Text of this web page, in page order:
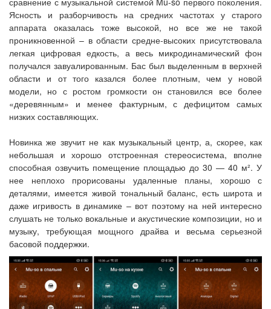
Ясность и разборчивость на средних частотах у старого
аппарата оказалась тоже высокой, но все же не такой
проникновенной – в области средне-высоких присутствовала
легкая цифровая едкость, а весь микродинамический фон
получался завуалированным. Бас был выделенным в верхней
области и от того казался более плотным, чем у новой
модели, но с ростом громкости он становился все более
«деревянным» и менее фактурным, с дефицитом самых
низких составляющих.
Новинка же звучит не как музыкальный центр, а, скорее, как
небольшая и хорошо отстроенная стереосистема, вполне
способная озвучить помещение площадью до 30 — 40 м². У
нее неплохо прорисованы удаленные планы, хорошо с
деталями, имеется живой тональный баланс, есть широта и
даже игривость в динамике – вот поэтому на ней интересно
слушать не только вокальные и акустические композиции, но и
музыку, требующая мощного драйва и весьма серьезной
басовой поддержки.